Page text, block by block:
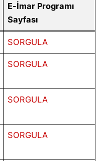
E-İmar Programı
Sayfası
SORGULA
SORGULA
SORGULA
SORGULA